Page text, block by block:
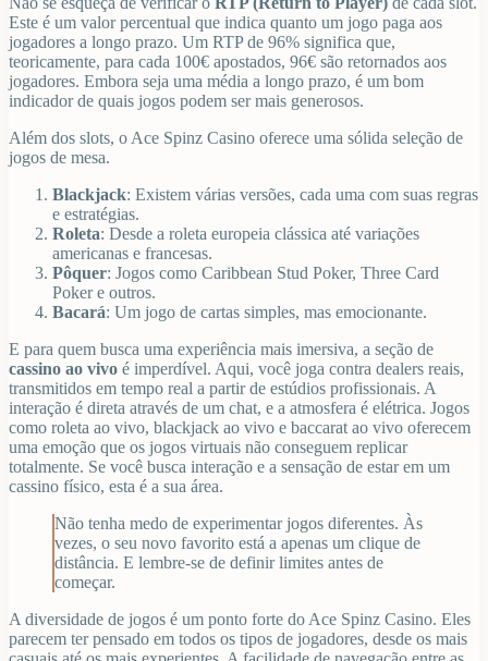
Este é um valor percentual que indica quanto um jogo paga aos
jogadores a longo prazo. Um RTP de 96% significa que,
teoricamente, para cada 100€ apostados, 96€ são retornados aos
jogadores. Embora seja uma média a longo prazo, é um bom
indicador de quais jogos podem ser mais generosos.
Além dos slots, o Ace Spinz Casino oferece uma sólida seleção de
jogos de mesa.
Blackjack: Existem várias versões, cada uma com suas regras
e estratégias.
Roleta: Desde a roleta europeia clássica até variações
americanas e francesas.
Pôquer: Jogos como Caribbean Stud Poker, Three Card
Poker e outros.
Bacará: Um jogo de cartas simples, mas emocionante.
E para quem busca uma experiência mais imersiva, a seção de
cassino ao vivo é imperdível. Aqui, você joga contra dealers reais,
transmitidos em tempo real a partir de estúdios profissionais. A
interação é direta através de um chat, e a atmosfera é elétrica. Jogos
como roleta ao vivo, blackjack ao vivo e baccarat ao vivo oferecem
uma emoção que os jogos virtuais não conseguem replicar
totalmente. Se você busca interação e a sensação de estar em um
cassino físico, esta é a sua área.
Não tenha medo de experimentar jogos diferentes. Às
vezes, o seu novo favorito está a apenas um clique de
distância. E lembre-se de definir limites antes de
começar.
A diversidade de jogos é um ponto forte do Ace Spinz Casino. Eles
parecem ter pensado em todos os tipos de jogadores, desde os mais